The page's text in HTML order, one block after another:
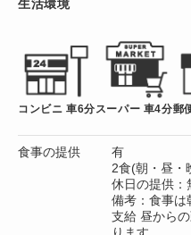
生活環境
コンビニ 車6分スーパー 車4分郵
食事の提供
有
2食(朝・昼・
休日の提供：
備考：食事は
支給 昼から